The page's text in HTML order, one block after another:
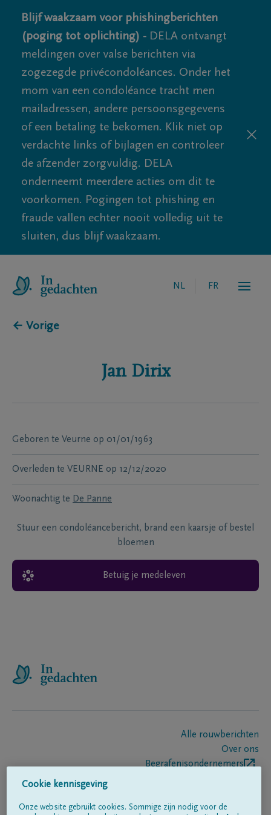
Blijf waakzaam voor phishingberichten
(poging tot oplichting) - DELA ontvangt
meldingen over valse berichten via
zogezegde privécondoléances. Onder het
mom van een condoléance tracht men
mailadressen, andere persoonsgegevens
of een betaling te bekomen. Klik niet op
verdachte links of bijlagen en controleer
de afzender zorgvuldig. DELA
onderneemt meerdere acties om dit te
voorkomen. Pogingen tot phishing en
fraude vallen echter nooit volledig uit te
sluiten, dus blijf waakzaam.
NL FR
← Vorige
Jan Dirix
Geboren te Veurne op 01/01/1963
Overleden te VEURNE op 12/12/2020
Woonachtig te De Panne
Stuur een condoléancebericht, brand een kaarsje of bestel
bloemen
Betuig je medeleven
Alle rouwberichten
Over ons
Begrafenisondernemers
Cookie kennisgeving
Onze website gebruikt cookies. Sommige zijn nodig voor de